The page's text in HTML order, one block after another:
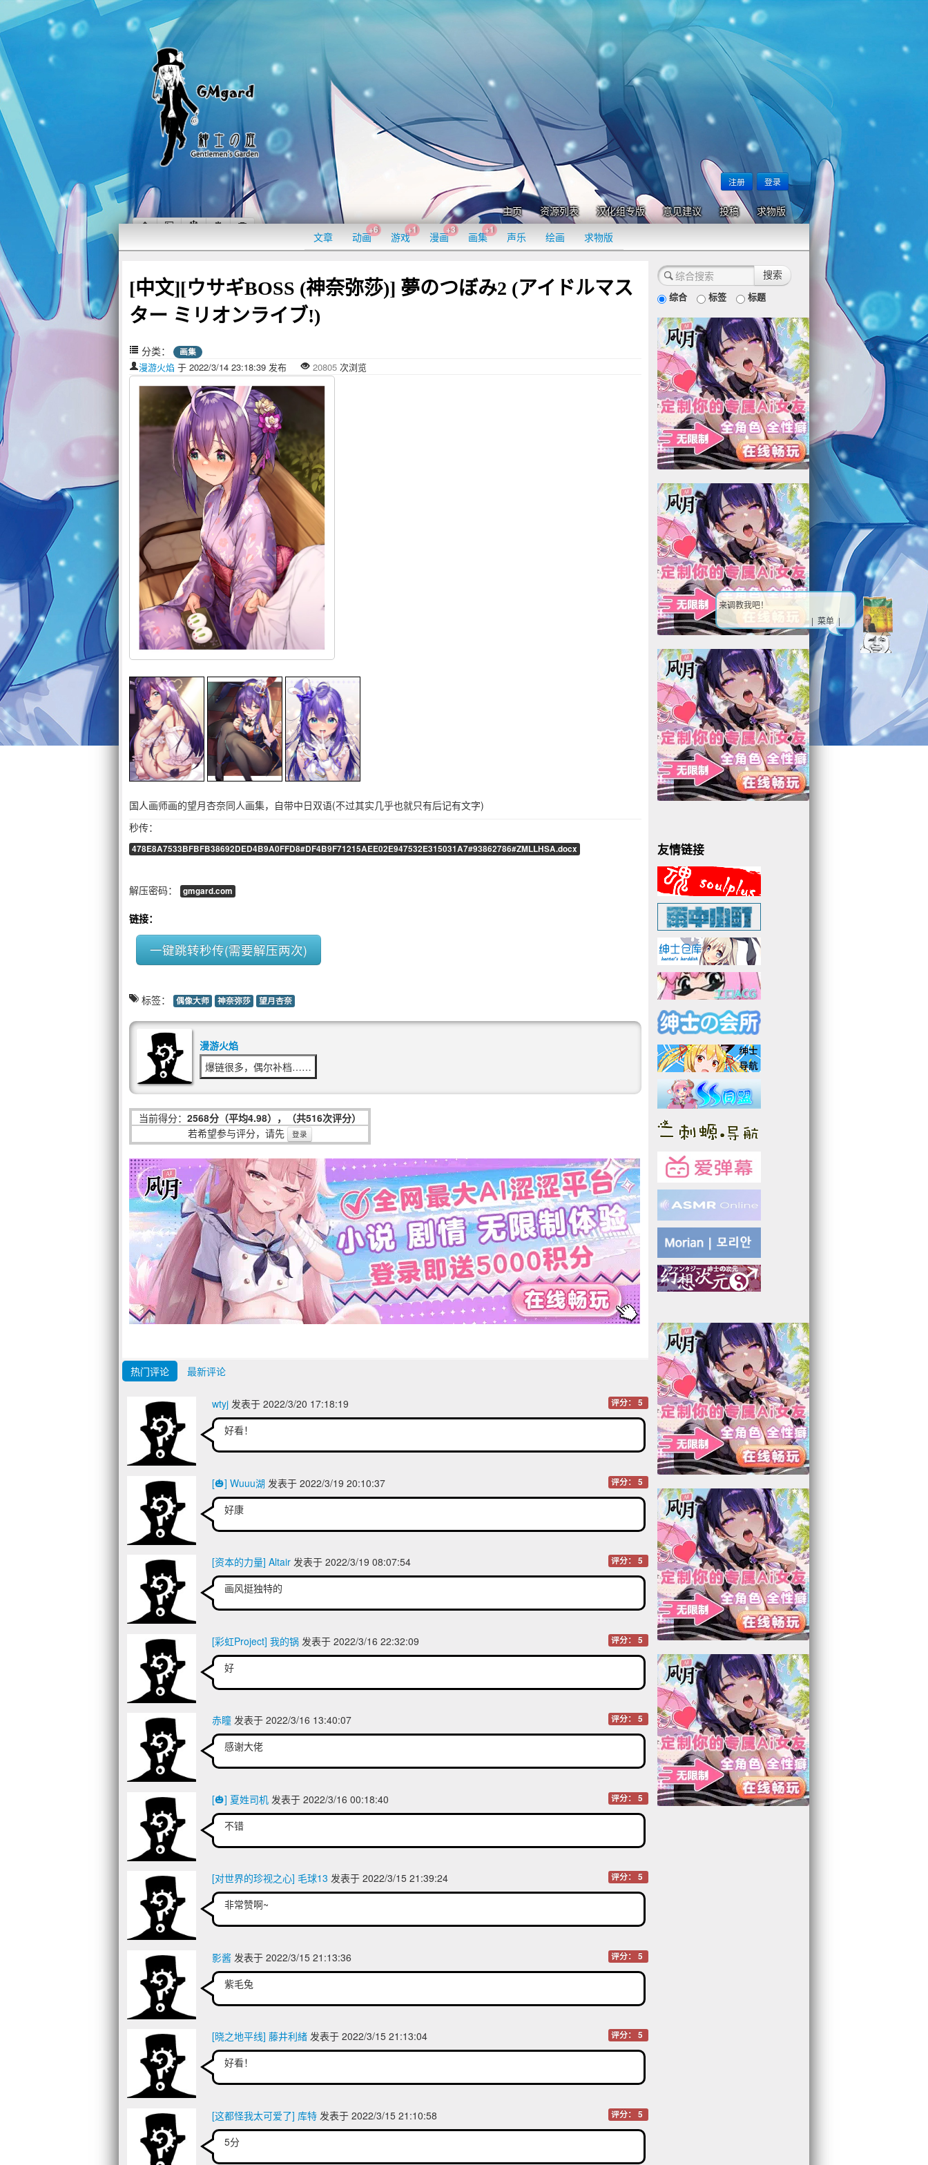
注册 登录
主页 资源列表 汉化组专版 意见建议 投稿 求物版
文章 动画
+6
游戏
+1
漫画
+3
画集
+1
声乐 绘画 求物版
[中文][ウサギBOSS (神奈弥莎)] 夢のつぼみ2 (アイドルマス
ター ミリオンライブ!)
分类： 画集
漫游火焰 于 2022/3/14 23:18:39 发布 20805 次浏览
国人画师画的望月杏奈同人画集，自带中日双语(不过其实几乎也就只有后记有文字)
秒传：
478E8A7533BFBFB38692DED4B9A0FFD8#DF4B9F71215AEE02E947532E315031A7#93862786#ZMLLHSA.docx
解压密码： gmgard.com
链接：
一键跳转秒传(需要解压两次)
标签： 偶像大师 神奈弥莎 望月杏奈
漫游火焰
爆链很多，偶尔补档……
当前得分： 2568分（平均4.98），（共516次评分）
若希望参与评分，请先
登录
热门评论 最新评论
wtyj发表于 2022/3/20 17:18:19 评分： 5
好看！
[🎃] Wuuu湖 发表于 2022/3/19 20:10:37 评分： 5
好康
[资本的力量] Altair发表于 2022/3/19 08:07:54 评分： 5
画风挺独特的
[彩虹Project] 我的锅发表于 2022/3/16 22:32:09 评分： 5
好
赤瞳发表于 2022/3/16 13:40:07 评分： 5
感谢大佬
[🎃] 夏姓司机发表于 2022/3/16 00:18:40 评分： 5
不错
[对世界的珍视之心] 毛球13 发表于 2022/3/15 21:39:24 评分： 5
非常赞啊~
影酱发表于 2022/3/15 21:13:36 评分： 5
紫毛兔
[晓之地平线] 藤井利緒发表于 2022/3/15 21:13:04 评分： 5
好看！
[这都怪我太可爱了] 库特发表于 2022/3/15 21:10:58 评分： 5
5分
综合 标签 标题
友情链接
来调教我吧！
| 菜单 |